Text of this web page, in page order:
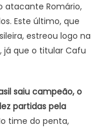
atacante Romário,
Este último, que
estreou logo na
já que o titular Cafu
saiu campeão, o
partidas pela
time do penta,